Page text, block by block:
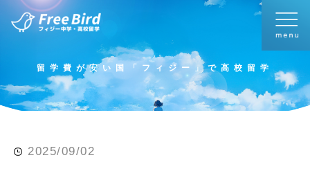
留学費が安い国「フィジー」で高校留学
2025/09/02